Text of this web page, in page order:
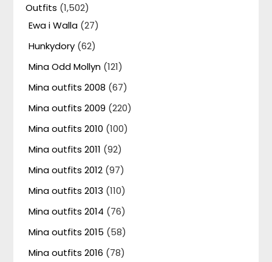
Outfits (1,502)
Ewa i Walla (27)
Hunkydory (62)
Mina Odd Mollyn (121)
Mina outfits 2008 (67)
Mina outfits 2009 (220)
Mina outfits 2010 (100)
Mina outfits 2011 (92)
Mina outfits 2012 (97)
Mina outfits 2013 (110)
Mina outfits 2014 (76)
Mina outfits 2015 (58)
Mina outfits 2016 (78)